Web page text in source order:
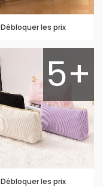
Débloquer les prix
5+
Débloquer les prix